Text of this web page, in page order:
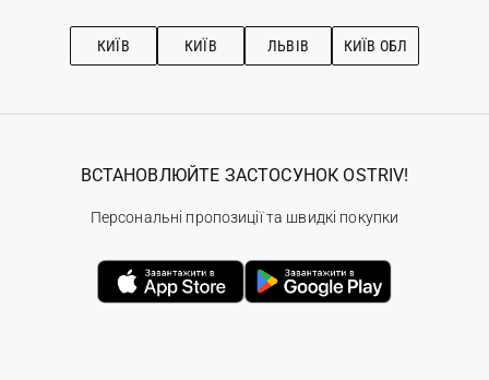
Рекомендації з догляду
КИЇВ КИЇВ ЛЬВІВ КИЇВ ОБЛ
ВСТАНОВЛЮЙТЕ ЗАСТОСУНОК OSTRIV!
Персональні пропозиції та швидкі покупки